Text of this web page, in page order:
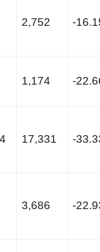
2,752 -
1,174 -
17,331 -
3,686 -